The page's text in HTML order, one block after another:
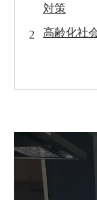
対策
高齢化社
専門家に